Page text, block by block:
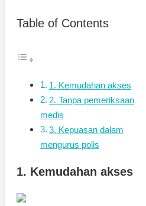
Table of Contents
1. Kemudahan akses
2. Tanpa pemeriksaan
medis
3. Kepuasan dalam
mengurus polis
1. Kemudahan akses